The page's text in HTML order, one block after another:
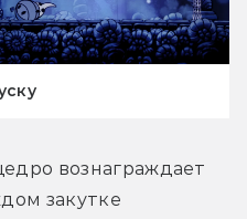
вознаграждает
закутке